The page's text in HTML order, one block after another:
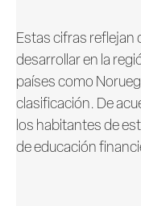
Estas cifras reflejan
desarrollar en la
países como
clasificación. De
los habitantes de
de educación